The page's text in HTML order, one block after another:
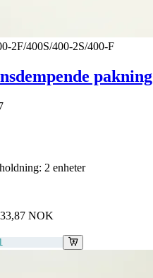
2F/400S/400-2S/400-F
pakning
2 enheter
33,87 NOK